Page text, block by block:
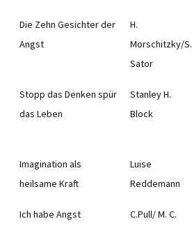
Die Zehn Gesichter der
Angst
H.
Morschitzky/S.
Sator
Stopp das Denken spür
das Leben
Stanley H.
Block
Imagination als
heilsame Kraft
Luise
Reddemann
Ich habe Angst
C.Pull/ M. C.